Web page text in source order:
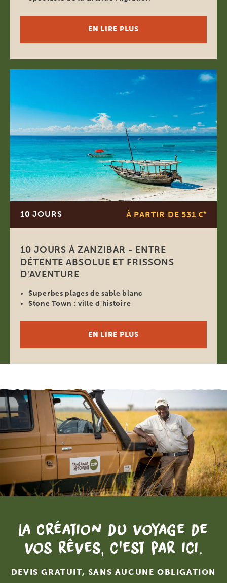
EN LIRE PLUS
10 JOURS À PARTIR DE 531 €*
10 JOURS À ZANZIBAR - ENTRE
DÉTENTE ABSOLUE ET FRISSONS
D'AVENTURE
Superbes plages de sable blanc
Stone Town : ville d'histoire
EN LIRE PLUS
La création du voyage de
vos rêves, c'est par ici.
DEVIS GRATUIT, SANS AUCUNE OBLIGATION